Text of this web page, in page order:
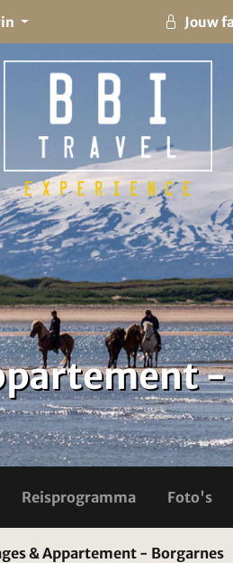
Jouw
Reisprogramma Foto's
& Appartement - Borgarnes